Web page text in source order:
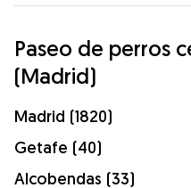
Paseo de perros
(Madrid)
Madrid (1820)
Getafe (40)
Alcobendas (33)